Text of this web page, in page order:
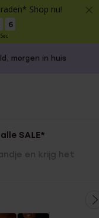
Shop nu!
6
Sec
morgen in huis
SALE*
en krijg het